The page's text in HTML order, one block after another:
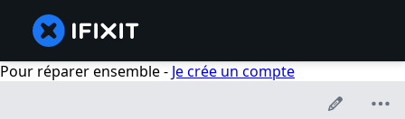
Pour réparer ensemble - Je crée un compte